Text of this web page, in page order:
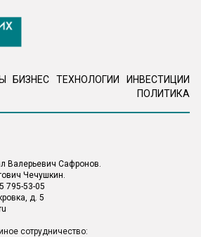
БИЗНЕС ТЕХНОЛОГИИ
ИНВЕСТИЦИИ
ПОЛИТИКА
Валерьевич Сафронов.
Чечушкин.
795-53-05
д. 5
сотрудничество: